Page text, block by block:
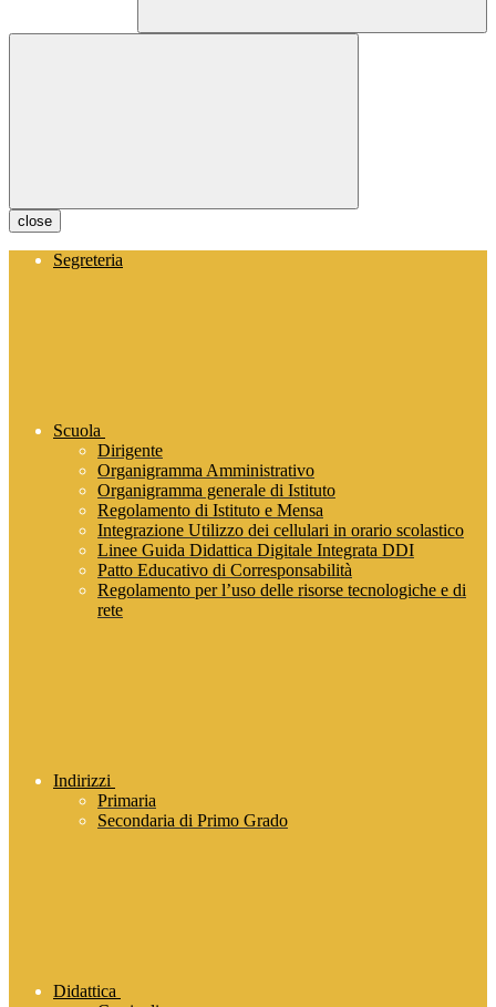
close
Segreteria
Scuola
Dirigente
Organigramma Amministrativo
Organigramma generale di Istituto
Regolamento di Istituto e Mensa
Integrazione Utilizzo dei cellulari in orario scolastico
Linee Guida Didattica Digitale Integrata DDI
Patto Educativo di Corresponsabilità
Regolamento per l’uso delle risorse tecnologiche e di
rete
Indirizzi
Primaria
Secondaria di Primo Grado
Didattica